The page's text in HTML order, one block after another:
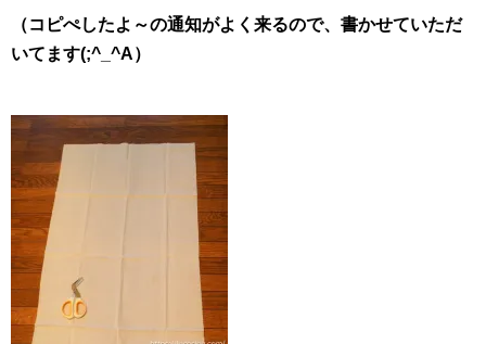
（コピぺしたよ～の通知がよく来るので、書かせていただ
いてます(;^_^A）